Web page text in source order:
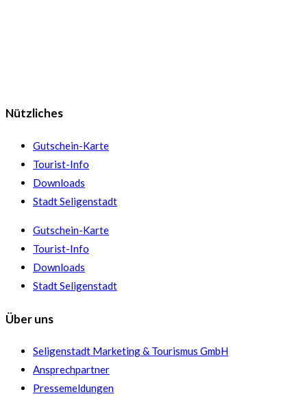
Nützliches
Gutschein-Karte
Tourist-Info
Downloads
Stadt Seligenstadt
Gutschein-Karte
Tourist-Info
Downloads
Stadt Seligenstadt
Über uns
Seligenstadt Marketing & Tourismus GmbH
Ansprechpartner
Pressemeldungen